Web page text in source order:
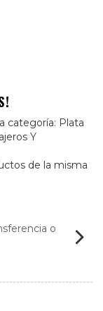
categoría: Plata
Y
de la misma
o